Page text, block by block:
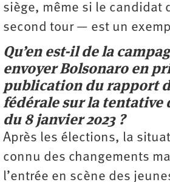
siège, même si le candidat
second tour — est un
Qu’en est-il de la
envoyer Bolsonaro en
publication du rapport
fédérale sur la tentative
du 8 janvier 2023 ?
Après les élections, la
connu des ­changements
l’entrée en scène des